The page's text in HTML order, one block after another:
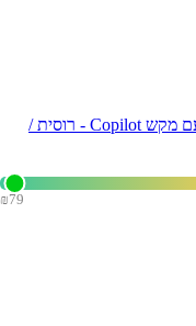
סט מקלדת ועכבר אלחוטיים Asus CW101 עם מקש Copilot - רוסית /
₪79